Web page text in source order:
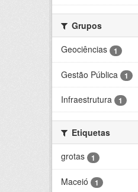
Grupos
Geociências
1
Gestão Pública 1
Infraestrutura 1
Etiquetas
grotas
1
Maceió 1